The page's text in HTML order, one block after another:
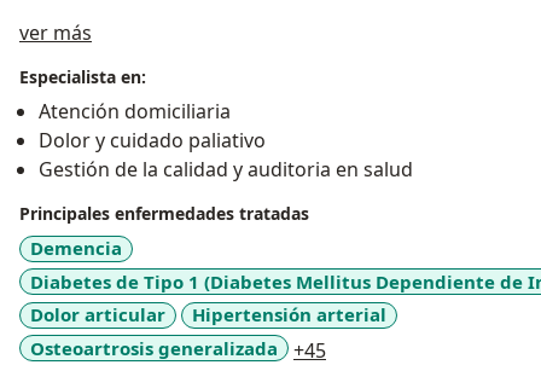
ver más
Especialista en:
Atención domiciliaria
Dolor y cuidado paliativo
Gestión de la calidad y auditoria en salud
Principales enfermedades tratadas
Demencia
Diabetes de Tipo 1 (Diabetes Mellitus Dependiente de
Dolor articular
Hipertensión arterial
Osteoartrosis generalizada
+45a11y_sr_more_diseases